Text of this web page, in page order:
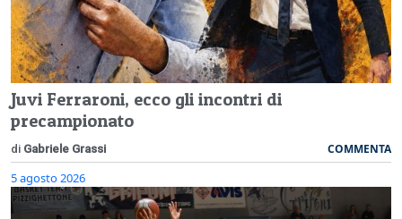
Juvi Ferraroni, ecco gli incontri di
precampionato
di Gabriele Grassi COMMENTA
5 agosto 2026